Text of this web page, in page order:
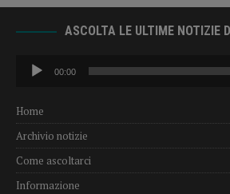
ASCOLTA LE ULTIME NOTIZIE
Audio
Player
00:00
Home
Archivio notizie
Come ascoltarci
Informazione